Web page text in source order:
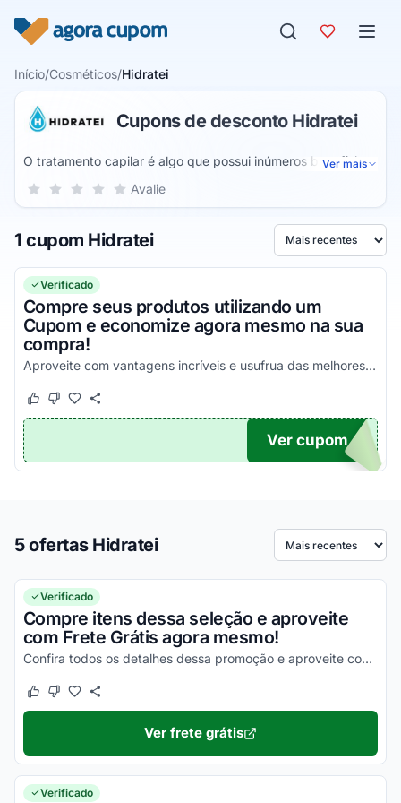
Início/Cosméticos/Hidratei
Cupons de desconto Hidratei
O tratamento capilar é algo que possui inúmeros benefícios,
mas para isso é necessário o uso de produtos de grande
capilares há diversos anos, e que sem dúvidas irá lhe
entregar os mais diversos benefícios a partir de todos os
seus produtos disponíveis.
Ver mais
Sua nota para Hidratei, de 1 a 5 estrelas
5 estrelas
4 estrelas
3 estrelas
2 estrelas
1 estrela Avalie
1 cupom Hidratei Ordenar por
Verificado
Compre seus produtos utilizando um
Cupom e economize agora mesmo na sua
compra!
Aproveite com vantagens incríveis e usufrua das melhores vantagens através do seu cupom de desconto!
Este cupom funcionou
Este cupom não funcionou
TICO
Ver cupom
5 ofertas Hidratei Ordenar por
Verificado
Compre itens dessa seleção e aproveite
com Frete Grátis agora mesmo!
Confira todos os detalhes dessa promoção e aproveite com vantagens simplesmente incríveis!
Este cupom funcionou
Este cupom não funcionou
Ver frete grátis
Verificado